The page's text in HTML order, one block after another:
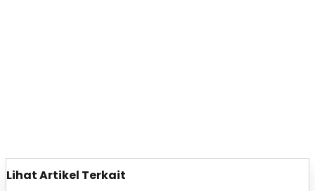
Lihat Artikel Terkait